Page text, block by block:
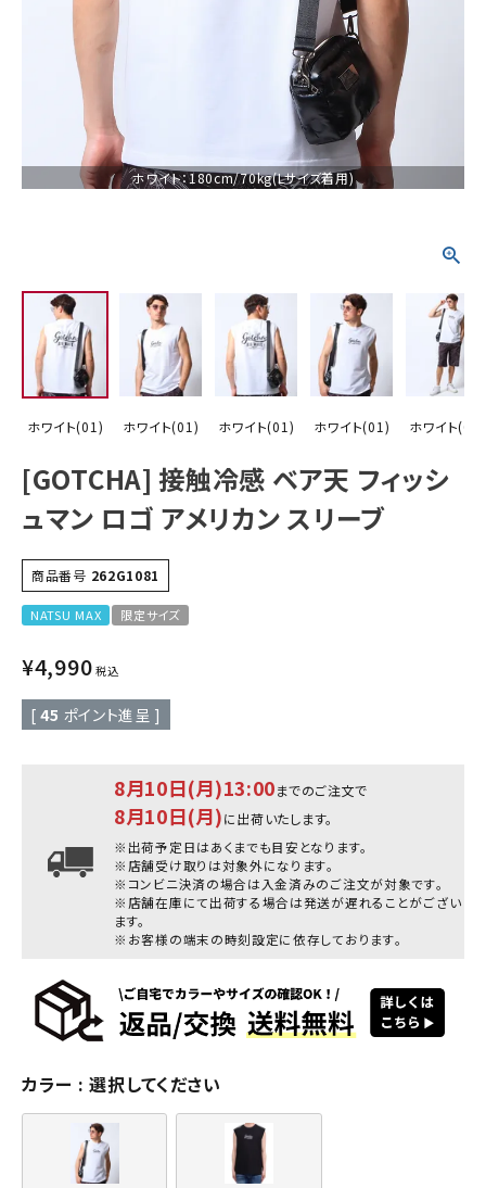
お問い合わせ
ホワイト：180cm/70kg(Lサイズ着用)
ホワイト(01) ホワイト(01) ホワイト(01) ホワイト(01) ホワイト(01)
[GOTCHA] 接触冷感 ベア天 フィッシ
ュマン ロゴ アメリカン スリーブ
商品番号 262G1081
NATSU MAX 限定サイズ
¥4,990 税込
[ 45 ポイント進呈 ]
8月10日(月)13:00までのご注文で
8月10日(月)に出荷いたします。
※出荷予定日はあくまでも目安となります。
※店舗受け取りは対象外になります。
※コンビニ決済の場合は入金済みのご注文が対象です。
※店舗在庫にて出荷する場合は発送が遅れることがござい
ます。
※お客様の端末の時刻設定に依存しております。
カラー 選択してください